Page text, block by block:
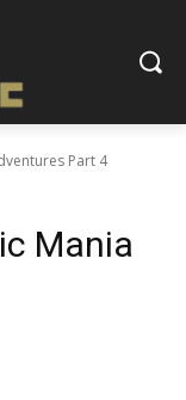
Part 4
Mania